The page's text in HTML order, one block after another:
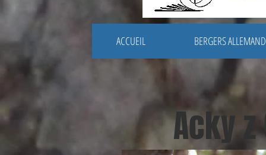
ACCUEIL BERGERS
Acky